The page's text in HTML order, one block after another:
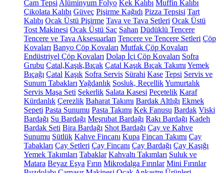
Cam Tepsi Alüminyum Folyo Kek Kalıbı Muffin Kalıbı
Çikolata Kalıbı Güveç Pişirme Kağıdı Pizza Tepsisi Tart
Kalıbı Ocak Üstü Pişirme Tava ve Tava Setleri Ocak Üstü
Tost Makinesi Ocak Üstü Sac Sahan Düdüklü Tencere
Tencere ve Tava Aksesuarları Tencere ve Tencere Setleri Çöp
Kovaları Banyo Çöp Kovaları Mutfak Çöp Kovaları
Endüstriyel Çöp Kovaları Dolap İçi Çöp Kovaları Sofra
Grubu Çatal,Kaşık,Bıçak Çatal Kaşık Bıçak Takımı Yemek
Bıçağı Çatal Kaşık Sofra Servis Sürahi Kase Tepsi Servis ve
Sunum Tabakları Yağdanlık Sosluk, ReçellikYumurtalık
Servis Maşa Seti Şekerlik Salata Kasesi Peçetelik Karaf
Kürdanlık Çerezlik Baharat Takımı Bardak Altlığı Ekmek
Sepeti Pasta Sunumu Pasta Takımı Kek Fanusu Bardak Viski
Bardağı Su Bardağı Meşrubat Bardağı Rakı Bardağı Kadeh
Bardak Seti Bira Bardağı Shot Bardağı Çay ve Kahve
Sunumu Sütlük Kahve Fincanı Kupa Fincan Takımı Çay
Tabakları Çay Setleri Çay Fincanı Çay Bardağı Çay Kaşığı
Yemek Takımları Tabaklar Kahvaltı Takımları Suluk ve
Matara Beyaz Eşya Fırın Mikrodalga Fırınlar Mini Fırınlar